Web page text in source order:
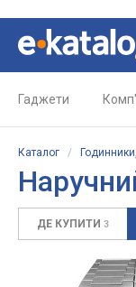
Гаджети
Каталог /
ДЕ КУПИТИ 3